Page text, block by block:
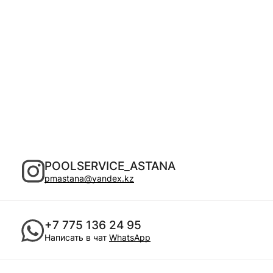
POOLSERVICE_ASTANA
pmastana@yandex.kz
+7 775 136 24 95
Написать в чат WhatsApp